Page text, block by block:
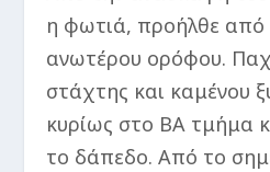
η φωτιά, προήλθε από
ανωτέρου ορόφου.
στάχτης και καμένου
κυρίως στο ΒΑ τμήμα
το δάπεδο. Από το